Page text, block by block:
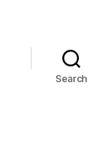
Search